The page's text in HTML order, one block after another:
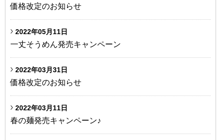
価格改定のお知らせ
2022年05月11日
一丈そうめん発売キャンペーン
2022年03月31日
価格改定のお知らせ
2022年03月11日
春の麺発売キャンペーン♪